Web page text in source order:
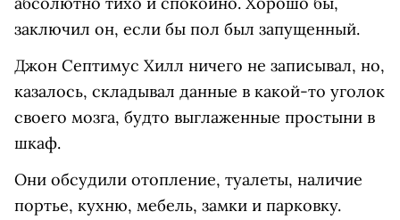
заключил он, если бы пол был запущенный.
Джон Септимус Хилл ничего не записывал, но,
казалось, складывал данные в какой-то уголок
своего мозга, будто выглаженные простыни в
шкаф.
Они обсудили отопление, туалеты, наличие
портье, кухню, мебель, замки и парковку.